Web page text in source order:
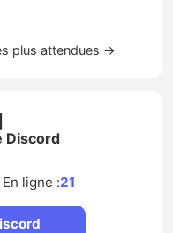
plus attendues →
Discord
En ligne :21